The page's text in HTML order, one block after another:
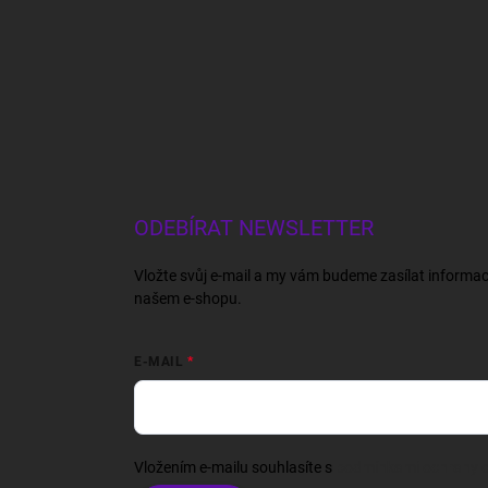
ODEBÍRAT NEWSLETTER
Vložte svůj e-mail a my vám budeme zasílat
našem e-shopu.
E-MAIL
Vložením e-mailu souhlasíte s